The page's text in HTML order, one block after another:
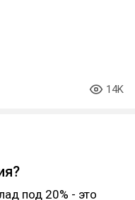
14K
под 20% - это